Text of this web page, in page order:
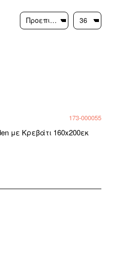
173-000055
με Κρεβάτι 160x200εκ